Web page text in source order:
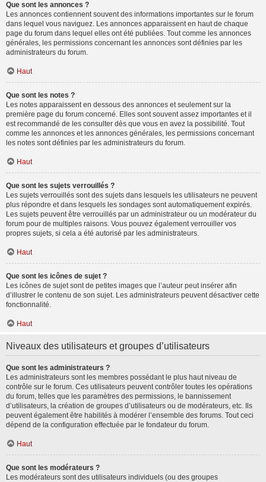
Que sont les annonces ?
Les annonces contiennent souvent des informations importantes sur le forum
dans lequel vous naviguez. Les annonces apparaissent en haut de chaque
page du forum dans lequel elles ont été publiées. Tout comme les annonces
générales, les permissions concernant les annonces sont définies par les
administrateurs du forum.
Haut
Que sont les notes ?
Les notes apparaissent en dessous des annonces et seulement sur la
première page du forum concerné. Elles sont souvent assez importantes et il
est recommandé de les consulter dès que vous en avez la possibilité. Tout
comme les annonces et les annonces générales, les permissions concernant
les notes sont définies par les administrateurs du forum.
Haut
Que sont les sujets verrouillés ?
Les sujets verrouillés sont des sujets dans lesquels les utilisateurs ne peuvent
plus répondre et dans lesquels les sondages sont automatiquement expirés.
Les sujets peuvent être verrouillés par un administrateur ou un modérateur du
forum pour de multiples raisons. Vous pouvez également verrouiller vos
propres sujets, si cela a été autorisé par les administrateurs.
Haut
Que sont les icônes de sujet ?
Les icônes de sujet sont de petites images que l’auteur peut insérer afin
d’illustrer le contenu de son sujet. Les administrateurs peuvent désactiver cette
fonctionnalité.
Haut
Niveaux des utilisateurs et groupes d’utilisateurs
Que sont les administrateurs ?
Les administrateurs sont les membres possédant le plus haut niveau de
contrôle sur le forum. Ces utilisateurs peuvent contrôler toutes les opérations
du forum, telles que les paramètres des permissions, le bannissement
d’utilisateurs, la création de groupes d’utilisateurs ou de modérateurs, etc. Ils
peuvent également être habilités à modérer l’ensemble des forums. Tout ceci
dépend de la configuration effectuée par le fondateur du forum.
Haut
Que sont les modérateurs ?
Les modérateurs sont des utilisateurs individuels (ou des groupes